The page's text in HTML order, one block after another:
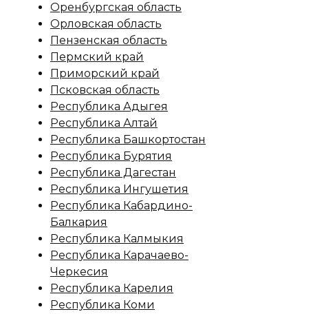
Оренбургская область
Орловская область
Пензенская область
Пермский край
Приморский край
Псковская область
Республика Адыгея
Республика Алтай
Республика Башкортостан
Республика Бурятия
Республика Дагестан
Республика Ингушетия
Республика Кабардино-
Балкария
Республика Калмыкия
Республика Карачаево-
Черкесия
Республика Карелия
Республика Коми